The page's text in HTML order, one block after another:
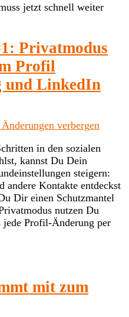
jetzt schnell weiter
Privatmodus
Profil
und LinkedIn
in den sozialen
kannst Du Dein
steigern:
andere Kontakte entdeckst
Dir einen Schutzmantel
nutzen Du
jede Profil-Änderung per
mit zum